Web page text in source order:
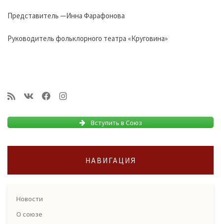
Представитель —Инна Фарафонова
Руководитель фольклорного театра «Круговина»
Вступить в Союз
НАВИГАЦИЯ
Новости
О союзе